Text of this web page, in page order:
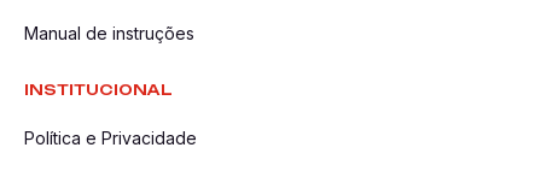
Manual de instruções
INSTITUCIONAL
Política e Privacidade